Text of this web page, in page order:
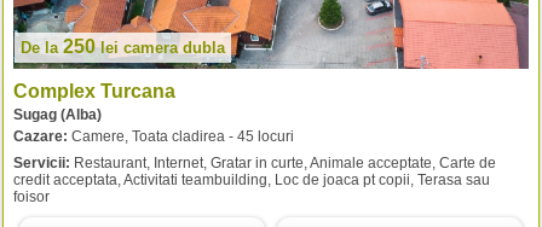
De la 250lei camera dubla
Complex Turcana
Sugag (Alba)
Cazare: Camere, Toata cladirea - 45 locuri
Servicii: Restaurant, Internet, Gratar in curte, Animale acceptate, Carte de
credit acceptata, Activitati teambuilding, Loc de joaca pt copii, Terasa sau
foisor